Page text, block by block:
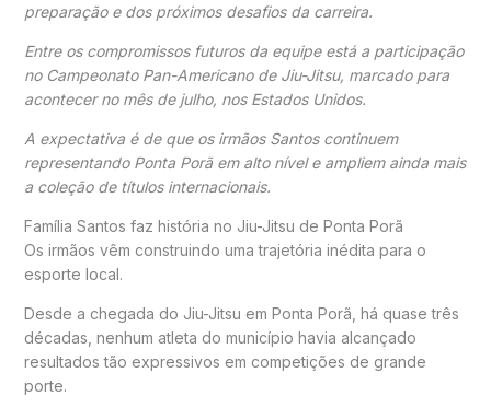
preparação e dos próximos desafios da carreira.
Entre os compromissos futuros da equipe está a participação
no Campeonato Pan-Americano de Jiu-Jitsu, marcado para
acontecer no mês de julho, nos Estados Unidos.
A expectativa é de que os irmãos Santos continuem
representando Ponta Porã em alto nível e ampliem ainda mais
a coleção de títulos internacionais.
Família Santos faz história no Jiu-Jitsu de Ponta Porã
Os irmãos vêm construindo uma trajetória inédita para o
esporte local.
Desde a chegada do Jiu-Jitsu em Ponta Porã, há quase três
décadas, nenhum atleta do município havia alcançado
resultados tão expressivos em competições de grande
porte.